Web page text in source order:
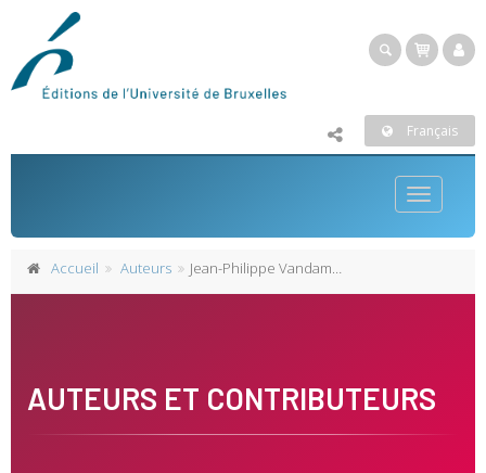
Français
Toggle
Accueil Auteurs Jean-Philippe Vandamme
AUTEURS ET CONTRIBUTEURS